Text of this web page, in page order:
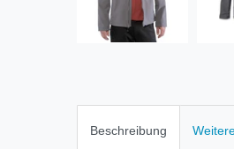
Beschreibung